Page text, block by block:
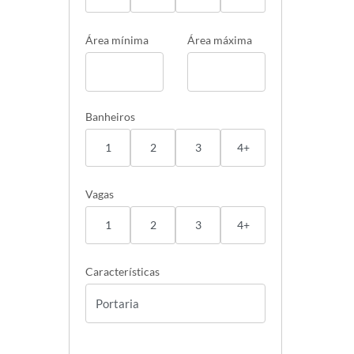
Área mínima Área máxima
Banheiros
1 2 3 4+
Vagas
1 2 3 4+
Características